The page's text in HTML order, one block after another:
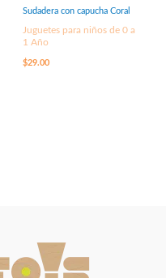
Sudadera con capucha Coral
Juguetes para niños de 0 a
1 Año
$29.00